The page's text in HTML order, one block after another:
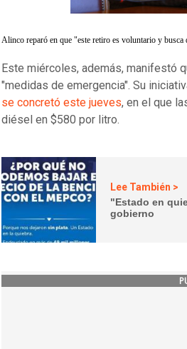
Alinco reparó en que "este retiro es voluntario y
Este miércoles, además, manifestó
"medidas de emergencia". Su
se concretó este jueves, en el que
diésel en $580 por litro.
Lee También >
"Estado en
gobierno